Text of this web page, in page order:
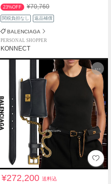
23%OFF ¥70,760
関税負担なし 返品補償
BALENCIAGA
PERSONAL SHOPPER
KONNECT
¥272,200送料込